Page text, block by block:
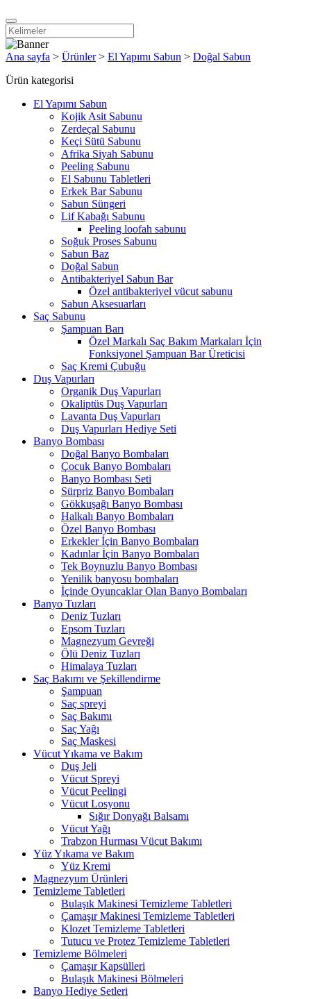
Ana sayfa > Ürünler> El Yapımı Sabun > Doğal Sabun
Ürün kategorisi
El Yapımı Sabun
Kojik Asit Sabunu
Zerdeçal Sabunu
Keçi Sütü Sabunu
Afrika Siyah Sabunu
Peeling Sabunu
El Sabunu Tabletleri
Erkek Bar Sabunu
Sabun Süngeri
Lif Kabağı Sabunu
Peeling loofah sabunu
Soğuk Proses Sabunu
Sabun Baz
Doğal Sabun
Antibakteriyel Sabun Bar
Özel antibakteriyel vücut sabunu
Sabun Aksesuarları
Saç Sabunu
Şampuan Barı
Özel Markalı Saç Bakım Markaları İçin
Fonksiyonel Şampuan Bar Üreticisi
Saç Kremi Çubuğu
Duş Vapurları
Organik Duş Vapurları
Okaliptüs Duş Vapurları
Lavanta Duş Vapurları
Duş Vapurları Hediye Seti
Banyo Bombası
Doğal Banyo Bombaları
Çocuk Banyo Bombaları
Banyo Bombası Seti
Sürpriz Banyo Bombaları
Gökkuşağı Banyo Bombası
Halkalı Banyo Bombaları
Özel Banyo Bombası
Erkekler İçin Banyo Bombaları
Kadınlar İçin Banyo Bombaları
Tek Boynuzlu Banyo Bombası
Yenilik banyosu bombaları
İçinde Oyuncaklar Olan Banyo Bombaları
Banyo Tuzları
Deniz Tuzları
Epsom Tuzları
Magnezyum Gevreği
Ölü Deniz Tuzları
Himalaya Tuzları
Saç Bakımı ve Şekillendirme
Şampuan
Saç spreyi
Saç Bakımı
Saç Yağı
Saç Maskesi
Vücut Yıkama ve Bakım
Duş Jeli
Vücut Spreyi
Vücut Peelingi
Vücut Losyonu
Sığır Donyağı Balsamı
Vücut Yağı
Trabzon Hurması Vücut Bakımı
Yüz Yıkama ve Bakım
Yüz Kremi
Magnezyum Ürünleri
Temizleme Tabletleri
Bulaşık Makinesi Temizleme Tabletleri
Çamaşır Makinesi Temizleme Tabletleri
Klozet Temizleme Tabletleri
Tutucu ve Protez Temizleme Tabletleri
Temizleme Bölmeleri
Çamaşır Kapsülleri
Bulaşık Makinesi Bölmeleri
Banyo Hediye Setleri